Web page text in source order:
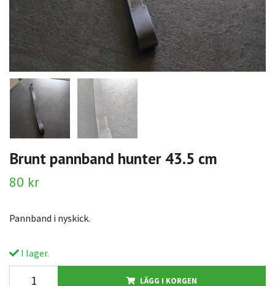
Brunt pannband hunter 43.5 cm
80 kr
Pannband i nyskick.
I lager.
LÄGG I KORGEN